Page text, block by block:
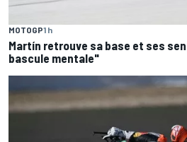
MOTOGP1 h
Martín retrouve sa base et ses
bascule mentale"